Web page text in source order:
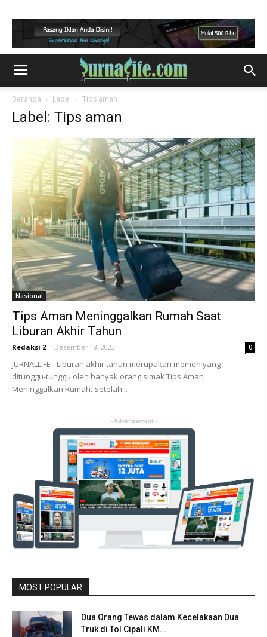
Beranda Label Tips aman
Label: Tips aman
Nasional
Tips Aman Meninggalkan Rumah Saat
Liburan Akhir Tahun
Redaksi 2 - Desember 18, 2023 0
JURNALLIFE - Liburan akhir tahun merupakan momen yang
ditunggu-tunggu oleh banyak orang simak Tips Aman
Meninggalkan Rumah. Setelah...
- Advertisement -
MOST POPULAR
Dua Orang Tewas dalam Kecelakaan Dua
Truk di Tol Cipali KM...